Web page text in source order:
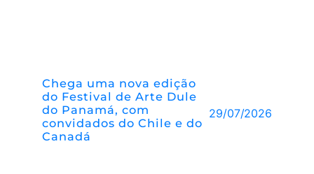
Chega uma nova edição
do Festival de Arte Dule
do Panamá, com
convidados do Chile e do
Canadá
29/07/2026